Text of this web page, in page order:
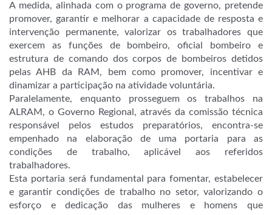
A medida, alinhada com o programa de governo, pretende
promover, garantir e melhorar a capacidade de resposta e
intervenção permanente, valorizar os trabalhadores que
exercem as funções de bombeiro, oficial bombeiro e
estrutura de comando dos corpos de bombeiros detidos
pelas AHB da RAM, bem como promover, incentivar e
dinamizar a participação na atividade voluntária.
Paralelamente, enquanto prosseguem os trabalhos na
ALRAM, o Governo Regional, através da comissão técnica
responsável pelos estudos preparatórios, encontra-se
empenhado na elaboração de uma portaria para as
condições de trabalho, aplicável aos referidos
trabalhadores.
Esta portaria será fundamental para fomentar, estabelecer
e garantir condições de trabalho no setor, valorizando o
esforço e dedicação das mulheres e homens que